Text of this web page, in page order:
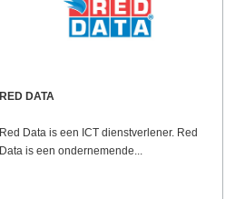
RED DATA
Red Data is een ICT dienstverlener. Red
Data is een ondernemende...